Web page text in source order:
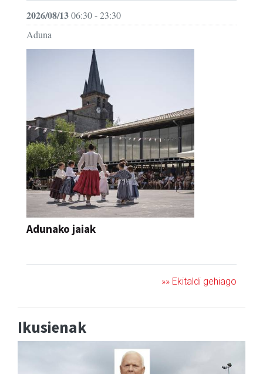
2026/08/1306:30 - 23:30
Aduna
Adunako jaiak
»» Ekitaldi gehiago
Ikusienak